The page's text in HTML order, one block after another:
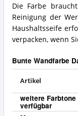
Die Farbe
Reinigung der
Haushaltsseife
verpacken, wenn
Bunte Wandfarbe
Artikel
weitere Farbtone
verfügbar